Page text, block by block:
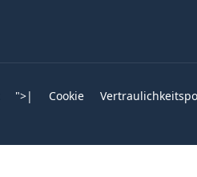
">| Cookie